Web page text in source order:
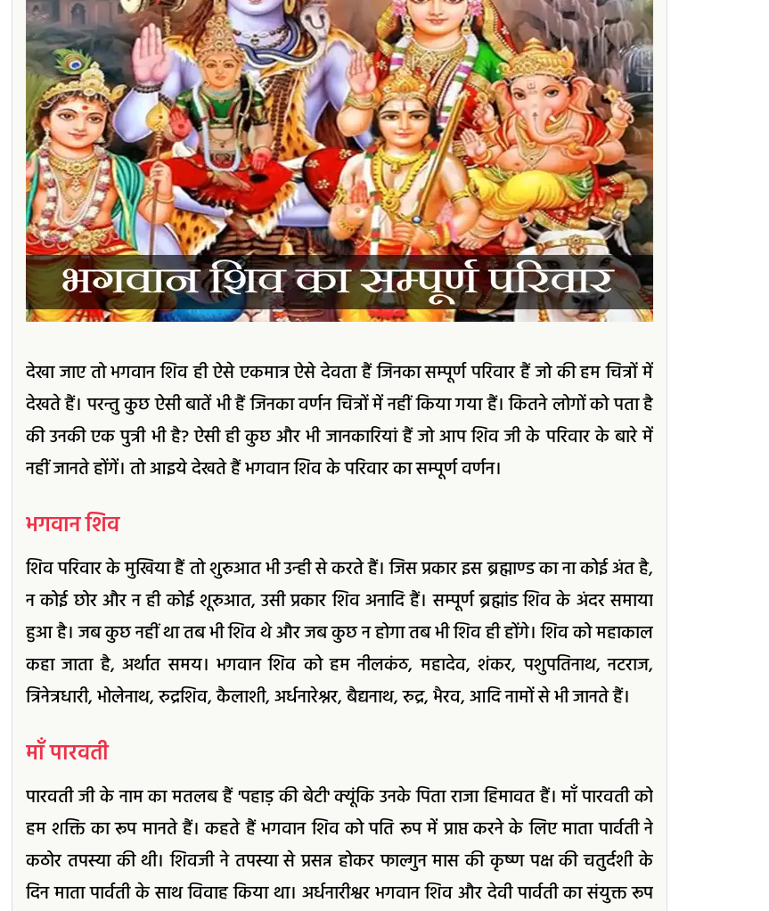
देखा जाए तो भगवान शिव ही ऐसे एकमात्र ऐसे देवता हैं जिनका सम्पूर्ण परिवार हैं जो की हम चित्रों में
देखते हैं। परन्तु कुछ ऐसी बातें भी हैं जिनका वर्णन चित्रों में नहीं किया गया हैं। कितने लोगों को पता है
की उनकी एक पुत्री भी है? ऐसी ही कुछ और भी जानकारियां हैं जो आप शिव जी के परिवार के बारे में
नहीं जानते होंगें। तो आइये देखते हैं भगवान शिव के परिवार का सम्पूर्ण वर्णन।
भगवान शिव
शिव परिवार के मुखिया हैं तो शुरुआत भी उन्ही से करते हैं। जिस प्रकार इस ब्रह्माण्ड का ना कोई अंत है,
न कोई छोर और न ही कोई शूरुआत, उसी प्रकार शिव अनादि हैं। सम्पूर्ण ब्रह्मांड शिव के अंदर समाया
हुआ है। जब कुछ नहीं था तब भी शिव थे और जब कुछ न होगा तब भी शिव ही होंगे। शिव को महाकाल
कहा जाता है, अर्थात समय। भगवान शिव को हम नीलकंठ, महादेव, शंकर, पशुपतिनाथ, नटराज,
त्रिनेत्रधारी, भोलेनाथ, रुद्रशिव, कैलाशी, अर्धनारेश्नर, बैद्यनाथ, रुद्र, भैरव, आदि नामों से भी जानते हैं।
माँ पारवती
पारवती जी के नाम का मतलब हैं 'पहाड़ की बेटी' क्यूंकि उनके पिता राजा हिमावत हैं। माँ पारवती को
हम शक्ति का रूप मानते हैं। कहते हैं भगवान शिव को पति रूप में प्राप्त करने के लिए माता पार्वती ने
कठोर तपस्या की थी। शिवजी ने तपस्या से प्रसन्न होकर फाल्गुन मास की कृष्ण पक्ष की चतुर्दशी के
दिन माता पार्वती के साथ विवाह किया था। अर्धनारीश्वर भगवान शिव और देवी पार्वती का संयुक्त रूप